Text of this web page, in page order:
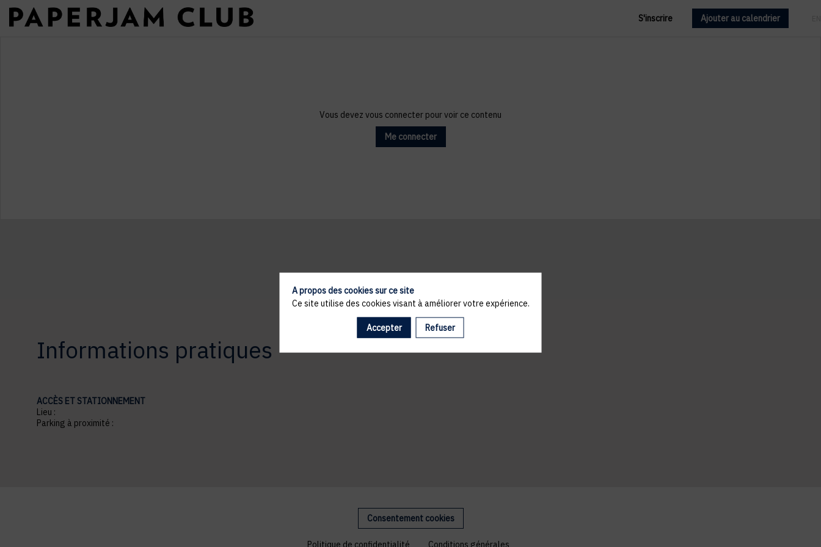
S'inscrire Ajouter au calendrier
Vous devez vous connecter pour voir ce contenu
Me connecter
Informations pratiques
ACCÈS ET STATIONNEMENT
Lieu :
Parking à proximité :
Consentement cookies
Politique de confidentialité Conditions générales
A propos des cookies sur ce site
Ce site utilise des cookies visant à améliorer votre expérience.
Accepter Refuser